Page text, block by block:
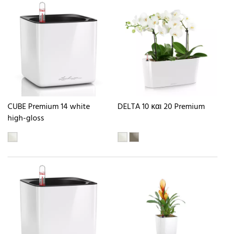
CUBE Premium 14 white
high-gloss
DELTA 10 και 20 Premium